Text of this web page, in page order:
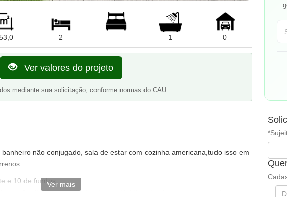
2 1 0
Ver valores do projeto
mediante sua solicitação, conforme normas do CAU.
não conjugado, sala de estar com cozinha americana,tudo isso em
e 10 de fundos.
8.50 metros de frente por 15.50 de fundos, incluindo medidas da
Ver mais